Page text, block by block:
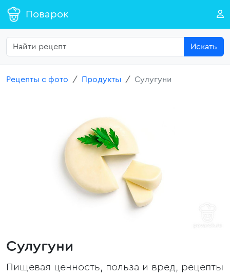
Поварок
Искать
Рецепты с фото Продукты Сулугуни
Сулугуни
Пищевая ценность, польза и вред, рецепты